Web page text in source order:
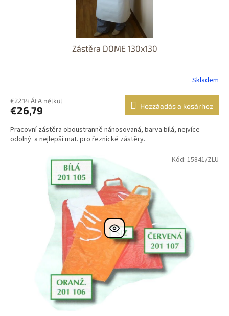
Zástěra DOME 130x130
Skladem
€22,14 ÁFA nélkül
€26,79 Hozzáadás a kosárhoz
Pracovní zástěra oboustranně nánosovaná, barva bílá, nejvíce
odolný a nejlepší mat. pro řeznické zástěry.
Kód: 15841/ZLU